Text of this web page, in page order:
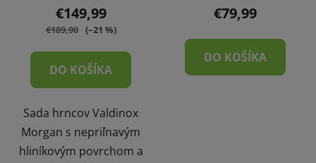
€149,99
€189,90 (–21 %)
DO KOŠÍKA
Sada hrncov Valdinox
Morgan s nepriľnavým
hliníkovým povrchom a
€79,99
DO KOŠÍKA